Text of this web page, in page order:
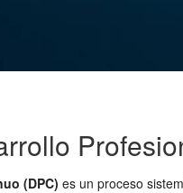
(DPC) es un proceso